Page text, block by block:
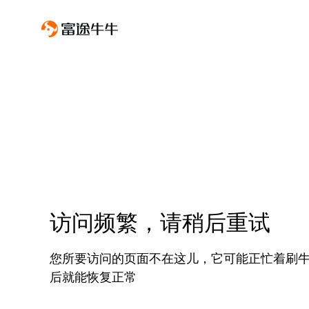
访问频繁，请稍后重试
您所要访问的页面不在这儿，它可能正忙着刷
后就能恢复正常